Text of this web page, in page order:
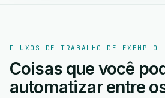
FLUXOS DE TRABALHO DE EXEMPLO
Coisas que você
automatizar entre